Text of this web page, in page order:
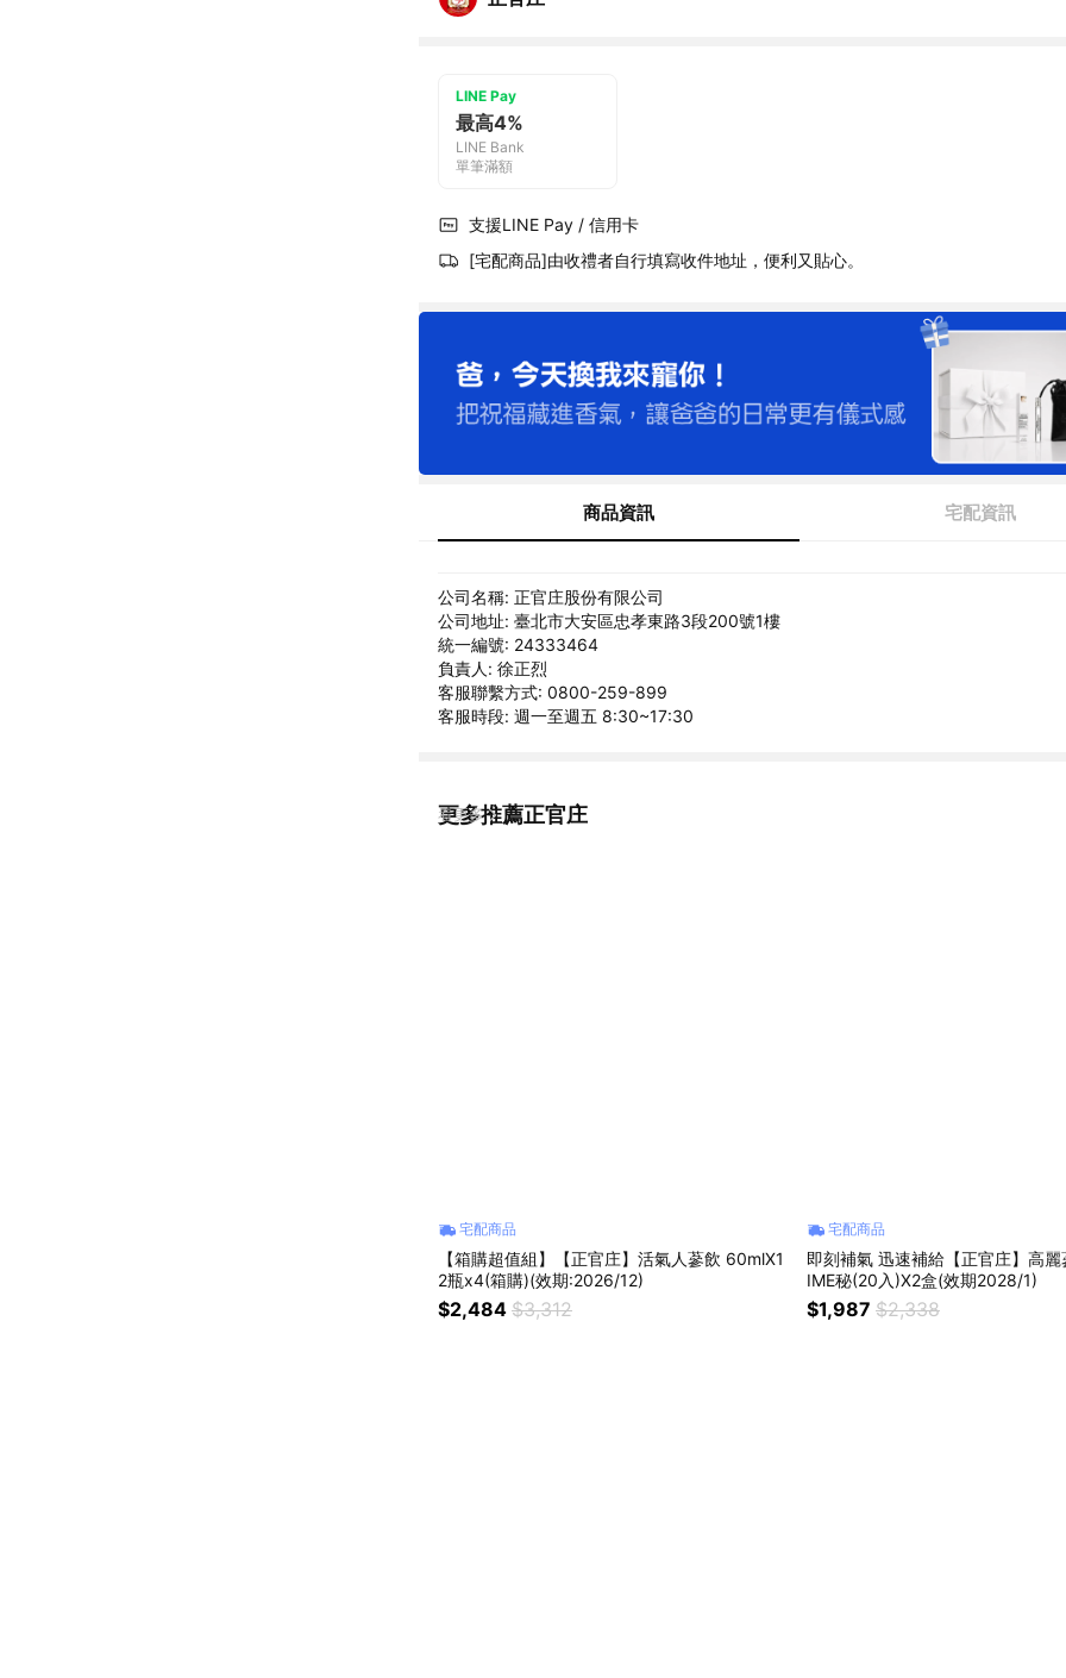
LINE Pay
最高4%
LINE Bank
單筆滿額
支援LINE Pay / 信用卡
[宅配商品]由收禮者自行填寫收件地址，便利又貼心。
商品資訊 宅配資訊
公司名稱: 正官庄股份有限公司
公司地址: 臺北市大安區忠孝東路3段200號1樓
統一編號: 24333464
負責人: 徐正烈
客服聯繫方式: 0800-259-899
客服時段: 週一至週五 8:30~17:30
更多推薦正官庄
看更多
宅配商品
【箱購超值組】【正官庄】活氣人蔘飲 60mlX1
2瓶x4(箱購)(效期:2026/12)
$2,484 $3,312
宅配商品
即刻補氣 迅速補給【正官庄】高麗
IME秘(20入)X2盒(效期2028/1)
$1,987 $2,338